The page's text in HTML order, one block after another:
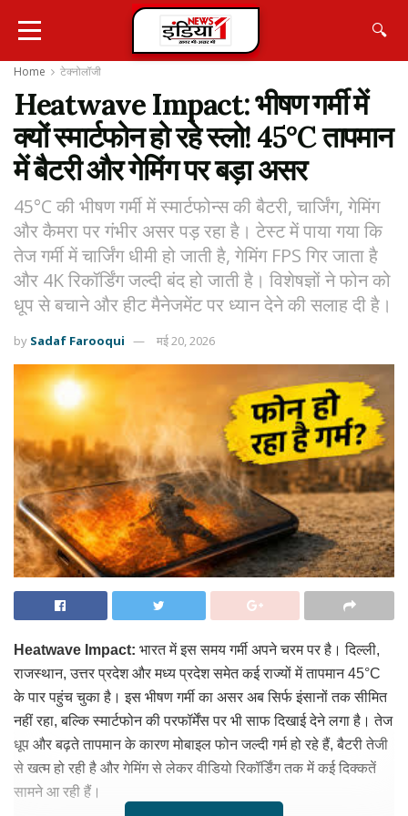
🔍
Home टेक्नोलॉजी
Heatwave Impact: भीषण गर्मी में
क्यों स्मार्टफोन हो रहे स्लो! 45°C तापमान
में बैटरी और गेमिंग पर बड़ा असर
45°C की भीषण गर्मी में स्मार्टफोन्स की बैटरी, चार्जिंग, गेमिंग
और कैमरा पर गंभीर असर पड़ रहा है। टेस्ट में पाया गया कि
तेज गर्मी में चार्जिंग धीमी हो जाती है, गेमिंग FPS गिर जाता है
और 4K रिकॉर्डिंग जल्दी बंद हो जाती है। विशेषज्ञों ने फोन को
धूप से बचाने और हीट मैनेजमेंट पर ध्यान देने की सलाह दी है।
by Sadaf Farooqui मई 20, 2026
Heatwave Impact: भारत में इस समय गर्मी अपने चरम पर है। दिल्ली,
राजस्थान, उत्तर प्रदेश और मध्य प्रदेश समेत कई राज्यों में तापमान 45°C
के पार पहुंच चुका है। इस भीषण गर्मी का असर अब सिर्फ इंसानों तक सीमित
नहीं रहा, बल्कि स्मार्टफोन की परफॉर्मेंस पर भी साफ दिखाई देने लगा है। तेज
धूप और बढ़ते तापमान के कारण मोबाइल फोन जल्दी गर्म हो रहे हैं, बैटरी तेजी
से खत्म हो रही है और गेमिंग से लेकर वीडियो रिकॉर्डिंग तक में कई दिक्कतें
सामने आ रही हैं।